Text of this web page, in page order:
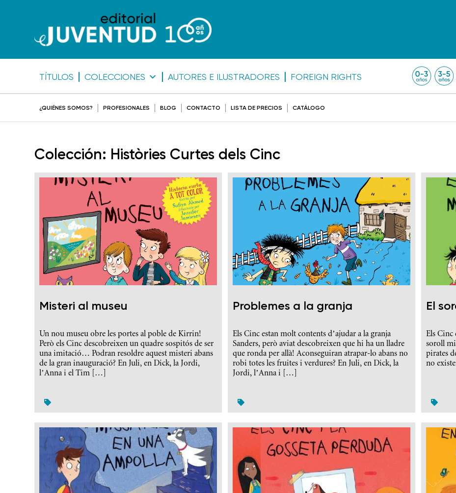
TÍTULOS COLECCIONES AUTORES E ILUSTRADORES FOREIGN RIGHTS
¿QUIÉNES SOMOS? PROFESIONALES BLOG CONTACTO LISTA DE PRECIOS CATÁLOGO
Colección: Històries Curtes dels Cinc
Misteri al museu
Un nou museu obre les portes al poble de Kirrin!
Però els Cinc descobreixen un quadre sospitós de ser
una imitació… Podran resoldre aquest misteri abans
de la gran inauguració? En Juli, en Dick, la Jordi,
l’Anna i el Tim […]
Problemes a la granja
Els Cinc estan molt contents d’ajudar a la granja
Sanders, però aviat descobreixen que hi ha un lladre
que ronda per allà! Aconseguiran atrapar-lo abans no
robi totes les fruites i verdures? En Juli, en Dick, la
Jordi, l’Anna i […]
El
Els Cinc
soroll
pirates
no